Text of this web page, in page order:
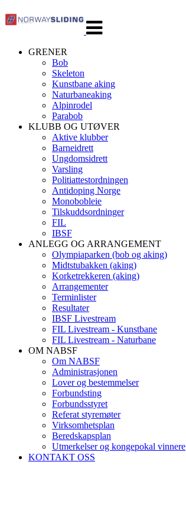
navigasjon
GRENER
Bob
Skeleton
Kunstbane aking
Naturbaneaking
Alpinrodel
Parabob
KLUBB OG UTØVER
Aktive klubber
Barneidrett
Ungdomsidrett
Varsling
Politiattestordningen
Antidoping Norge
Monobobleie
Tilskuddsordninger
FIL
IBSF
ANLEGG OG ARRANGEMENT
Olympiaparken (bob og aking)
Midtstubakken (aking)
Korketrekkeren (aking)
Arrangementer
Terminlister
Resultater
IBSF Livestream
FIL Livestream - Kunstbane
FIL Livestream - Naturbane
OM NABSF
Om NABSF
Administrasjonen
Lover og bestemmelser
Forbundsting
Forbundsstyret
Referat styremøter
Virksomhetsplan
Beredskapsplan
Utmerkelser og kongepokal vinnere
KONTAKT OSS